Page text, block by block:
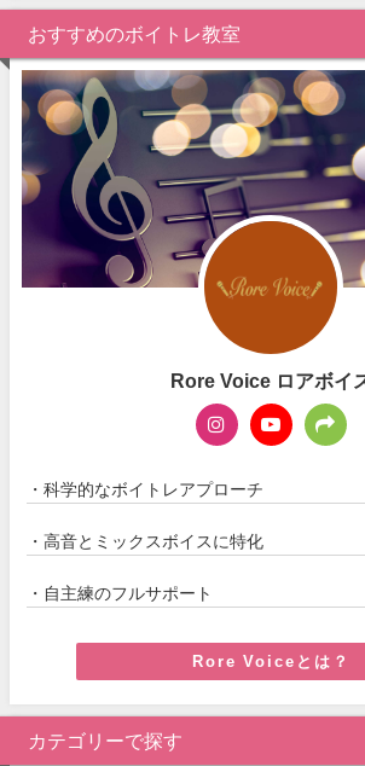
おすすめのボイトレ教室
Rore Voice ロアボイ
・科学的なボイトレアプローチ
・高音とミックスボイスに特化
・自主練のフルサポート
Rore Voiceとは？
カテゴリーで探す